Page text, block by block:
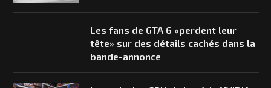
Les fans de GTA 6 «perdent leur
tête» sur des détails cachés dans la
bande-annonce